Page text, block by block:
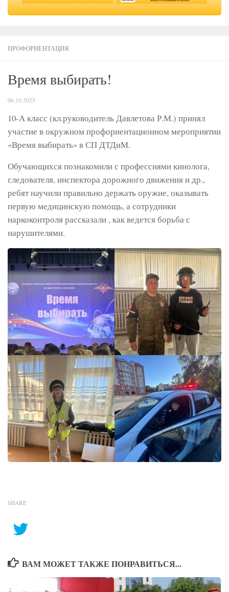
ПРОФОРИЕНТАЦИЯ
Время выбирать!
06.10.2025
10-А класс (кл.руководитель Давлетова Р.М.) принял
участие в окружном профориентационном мероприятии
«Время выбирать» в СП ДТДиМ.
Обучающихся познакомили с профессиями кинолога,
следователя, инспектора дорожного движения и др.,
ребят научили правильно держать оружие, оказывать
первую медицинскую помощь, а сотрудники
наркоконтроля рассказали , как ведется борьба с
нарушителями.
SHARE
ВАМ МОЖЕТ ТАКЖЕ ПОНРАВИТЬСЯ...